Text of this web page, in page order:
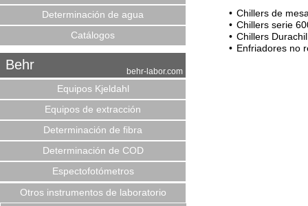
Determinación de agua
Catálogos
Chillers de
Chillers serie
Chillers
Enfriadores no
Behr behr-labor.com
Equipos Kjeldahl
Equipos de extracción
Determinación de fibra
Determinación de COD
Espectofotómetros
Otros instrumentos de laboratorio